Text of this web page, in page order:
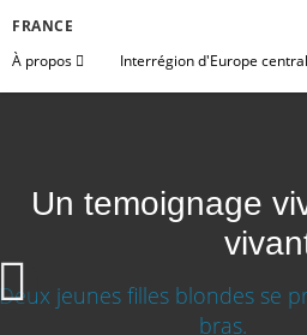
FRANCE
À propos
Interrégion d'Europe
Un temoignage